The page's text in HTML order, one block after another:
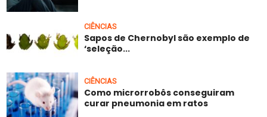
CIÊNCIAS
Sapos de Chernobyl são exemplo de
‘seleção...
CIÊNCIAS
Como microrrobôs conseguiram
curar pneumonia em ratos